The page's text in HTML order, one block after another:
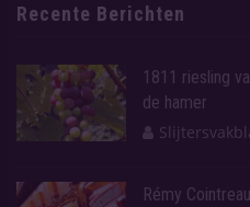
Recente Berichten
1811 riesling
de hamer
Rémy